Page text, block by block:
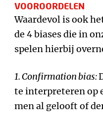
VOOROORDELEN
Waardevol is ook
de 4 biases die in
spelen hierbij
1. Confirmation bias:
te interpreteren op
men al gelooft of